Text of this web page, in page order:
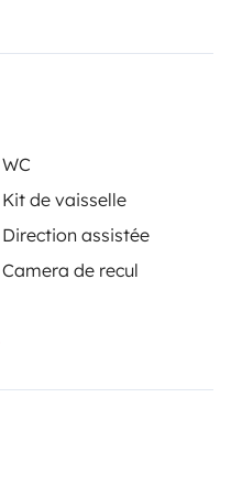
WC
Kit de vaisselle
Direction assistée
Camera de recul